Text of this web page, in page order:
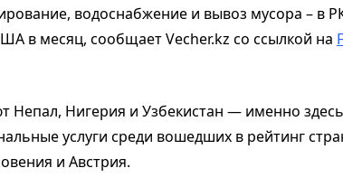
водоснабжение и вывоз мусора – в
в месяц, сообщает Vecher.kz со ссылкой на
Непал, Нигерия и Узбекистан — именно
услуги среди вошедших в рейтинг
и Австрия.